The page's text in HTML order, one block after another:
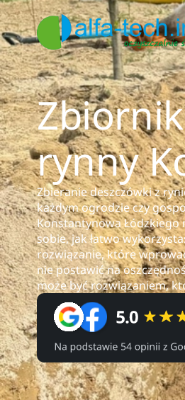
rynny
Zbieranie deszczówki z
każdym ogrodzie czy
Konstantynowa Łódzkiego
sobie, jak łatwo
rozwiązanie, które
nie postawić na
może być rozwiązaniem,